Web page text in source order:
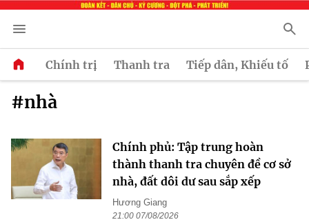
Chính trị Thanh tra Tiếp dân, Khiếu tố
#nhà
Chính phủ: Tập trung hoàn
thành thanh tra chuyên đề cơ sở
nhà, đất dôi dư sau sắp xếp
Hương Giang
21:00 07/08/2026